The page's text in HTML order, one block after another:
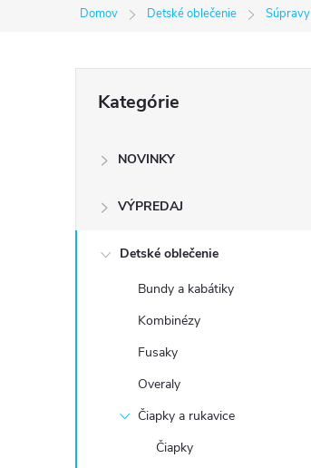
Domov Detské oblečenie Súpravy
n
kategórie
Kategórie
NOVINKY
VÝPREDAJ
Detské oblečenie
Bundy a kabátiky
Kombinézy
Fusaky
Overaly
Čiapky a rukavice
Čiapky